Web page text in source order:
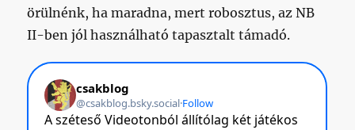
örülnénk, ha maradna, mert robosztus, az NB
II-ben jól használható tapasztalt támadó.